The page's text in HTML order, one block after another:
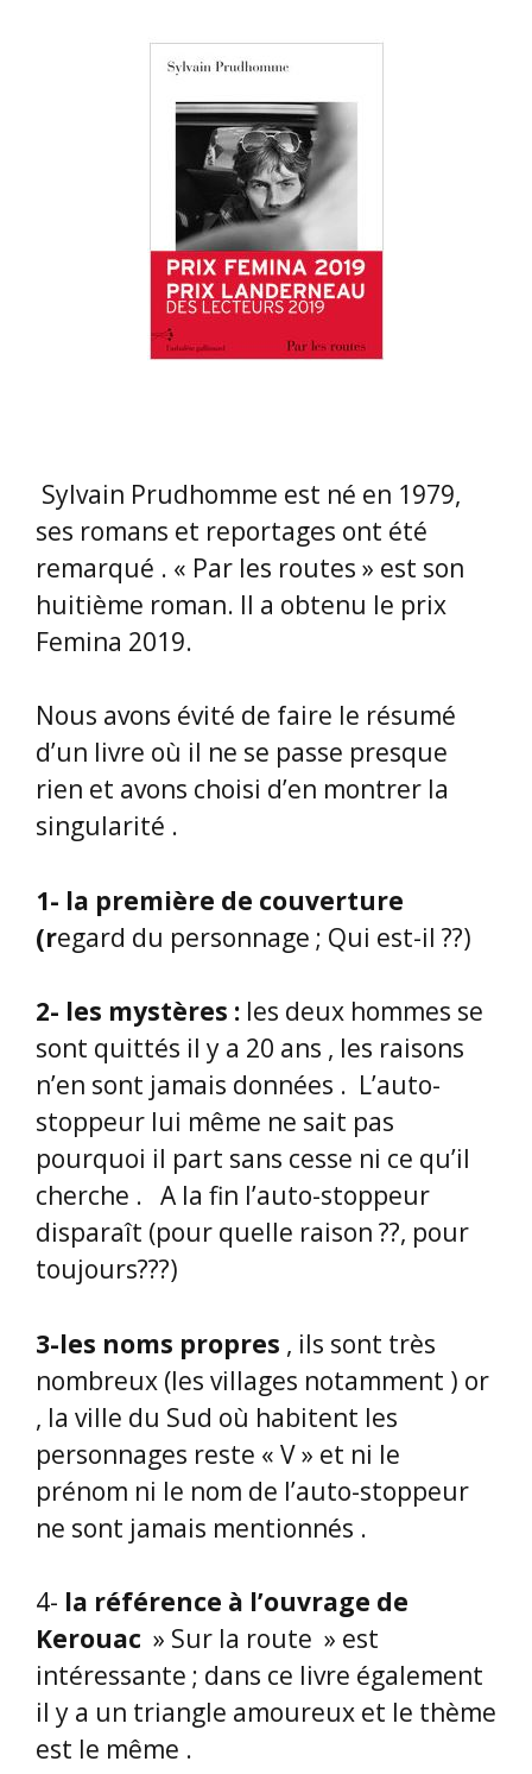
Sylvain Prudhomme est né en 1979,
ses romans et reportages ont été
remarqué . « Par les routes » est son
huitième roman. Il a obtenu le prix
Femina 2019.
Nous avons évité de faire le résumé
d’un livre où il ne se passe presque
rien et avons choisi d’en montrer la
singularité .
1- la première de couverture
(regard du personnage ; Qui est-il ??)
2- les mystères : les deux hommes se
sont quittés il y a 20 ans , les raisons
n’en sont jamais données . L’auto-
stoppeur lui même ne sait pas
pourquoi il part sans cesse ni ce qu’il
cherche . A la fin l’auto-stoppeur
disparaît (pour quelle raison ??, pour
toujours???)
3-les noms propres , ils sont très
nombreux (les villages notamment ) or
, la ville du Sud où habitent les
personnages reste « V » et ni le
prénom ni le nom de l’auto-stoppeur
ne sont jamais mentionnés .
4- la référence à l’ouvrage de
Kerouac » Sur la route » est
intéressante ; dans ce livre également
il y a un triangle amoureux et le thème
est le même .